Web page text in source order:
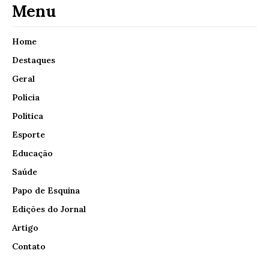
Menu
Home
Destaques
Geral
Polícia
Política
Esporte
Educação
Saúde
Papo de Esquina
Edições do Jornal
Artigo
Contato